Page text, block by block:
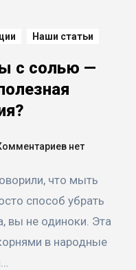
Наши статьи
с солью —
нет
способ убрать
вы не одиноки. Эта
в народные